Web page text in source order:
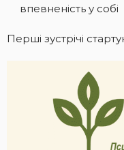
впевненість у собі
Перші зустрічі